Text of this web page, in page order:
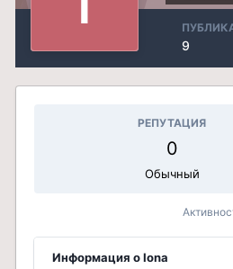
9
РЕПУТАЦИЯ
0
Обычный
Информация о Iona